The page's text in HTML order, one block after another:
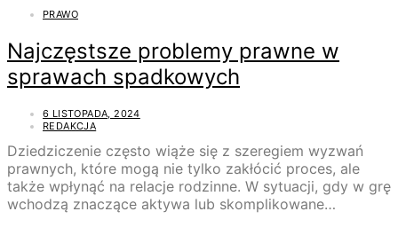
PRAWO
Najczęstsze problemy prawne w
sprawach spadkowych
6 LISTOPADA, 2024
REDAKCJA
Dziedziczenie często wiąże się z szeregiem wyzwań
prawnych, które mogą nie tylko zakłócić proces, ale
także wpłynąć na relacje rodzinne. W sytuacji, gdy w grę
wchodzą znaczące aktywa lub skomplikowane…